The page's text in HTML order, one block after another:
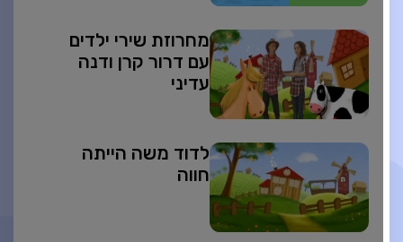
מחרוזת שירי ילדים
עם דרור קרן ודנה
עדיני
לדוד משה הייתה
חווה